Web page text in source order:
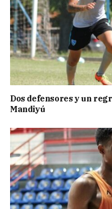
Dos defensores y un
Mandiyú